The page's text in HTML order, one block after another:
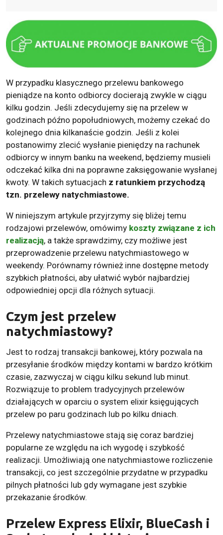
W przypadku klasycznego przelewu bankowego
pieniądze na konto odbiorcy docierają zwykle w ciągu
kilku godzin. Jeśli zdecydujemy się na przelew w
godzinach późno popołudniowych, możemy czekać do
kolejnego dnia kilkanaście godzin. Jeśli z kolei
postanowimy zlecić wysłanie pieniędzy na rachunek
odbiorcy w innym banku na weekend, będziemy musieli
odczekać kilka dni na poprawne zaksięgowanie wysłanej
kwoty. W takich sytuacjach z ratunkiem przychodzą
tzn. przelewy natychmiastowe.
W niniejszym artykule przyjrzymy się bliżej temu
rodzajowi przelewów, omówimy koszty związane z ich
realizacją, a także sprawdzimy, czy możliwe jest
przeprowadzenie przelewu natychmiastowego w
weekendy. Porównamy również inne dostępne metody
szybkich płatności, aby ułatwić wybór najbardziej
odpowiedniej opcji dla różnych sytuacji.
Czym jest przelew
natychmiastowy?
Jest to rodzaj transakcji bankowej, który pozwala na
przesyłanie środków między kontami w bardzo krótkim
czasie, zazwyczaj w ciągu kilku sekund lub minut.
Rozwiązuje to problem tradycyjnych przelewów
działających w oparciu o system elixir księgujących
przelew po paru godzinach lub po kilku dniach.
Przelewy natychmiastowe stają się coraz bardziej
popularne ze względu na ich wygodę i szybkość
realizacji. Umożliwiają one natychmiastowe rozliczenie
transakcji, co jest szczególnie przydatne w przypadku
pilnych płatności lub gdy wymagane jest szybkie
przekazanie środków.
Przelew Express Elixir, BlueCash i